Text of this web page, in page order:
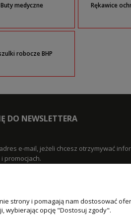
Buty medyczne Rękawice
robocze BHP
DO NEWSLETTERA
e-mail, jeżeli chcesz otrzymywać
promocjach.
MOJE KONTO
strony i pomagają nam dostosować
wybierając opcję "Dostosuj zgody".